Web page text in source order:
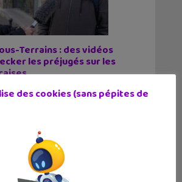
Terrains : des vidéos
les préjugés sur les
régions ont la vie dure.
des cookies (sans pépites de